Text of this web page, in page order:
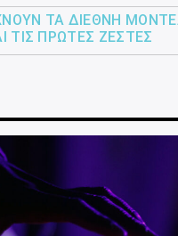
ΤΑ ΔΙΕΘΝΉ
ΤΙΣ ΠΡΏΤΕΣ ΖΈΣΤΕΣ